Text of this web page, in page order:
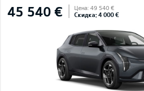
45 540 € Цена: 49 540 €
Скидка: 4 000 €